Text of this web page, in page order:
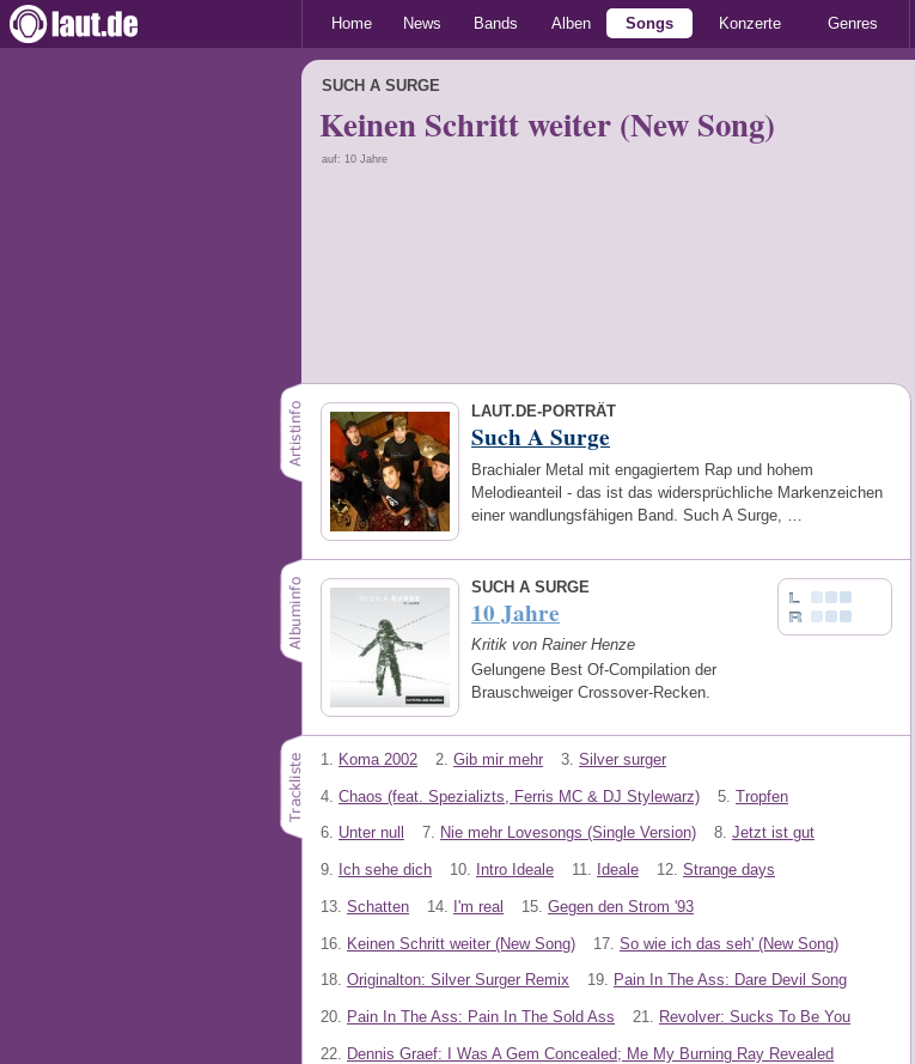
Home News Bands Alben Songs Konzerte Genres
SUCH A SURGE
Keinen Schritt weiter (New Song)
auf: 10 Jahre
LAUT.DE-PORTRÄT
Such A Surge
Brachialer Metal mit engagiertem Rap und hohem
Melodieanteil - das ist das widersprüchliche Markenzeichen
einer wandlungsfähigen Band. Such A Surge, …
SUCH A SURGE
10 Jahre
Kritik von Rainer Henze
Gelungene Best Of-Compilation der
Brauschweiger Crossover-Recken.
1. Koma 2002 2. Gib mir mehr 3. Silver surger
4. Chaos (feat. Spezializts, Ferris MC & DJ Stylewarz) 5. Tropfen
6. Unter null 7. Nie mehr Lovesongs (Single Version) 8. Jetzt ist gut
9. Ich sehe dich 10. Intro Ideale 11. Ideale 12. Strange days
13. Schatten 14. I'm real 15. Gegen den Strom '93
16. Keinen Schritt weiter (New Song) 17. So wie ich das seh' (New Song)
18. Originalton: Silver Surger Remix 19. Pain In The Ass: Dare Devil Song
20. Pain In The Ass: Pain In The Sold Ass 21. Revolver: Sucks To Be You
22. Dennis Graef: I Was A Gem Concealed; Me My Burning Ray Revealed